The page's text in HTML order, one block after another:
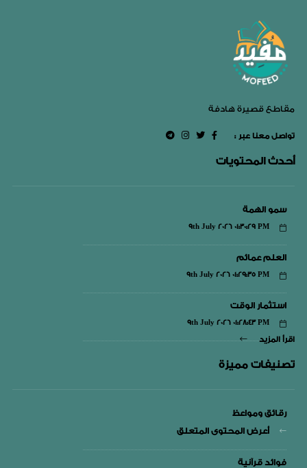
مقاطع قصيرة هادفة
: تواصل معنا عبر
أحدث المحتويات
سمو الهمة
9th July 2026 01:30:29 PM
العلم عمائم
9th July 2026 01:29:35 PM
استثمار الوقت
9th July 2026 01:28:43 PM
اقرأ المزيد
تصنيفات مميزة
رقائق ومواعظ
أعرض المحتوى المتعلق
فوائد قرآنية